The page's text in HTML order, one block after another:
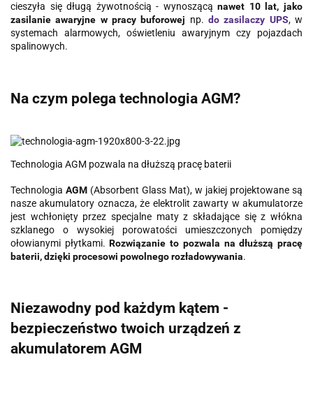
cieszyła się długą żywotnością - wynoszącąnawet 10 lat, jako
zasilanie awaryjne w pracy buforowej np.do zasilaczy UPS, w
systemach alarmowych, oświetleniu awaryjnym czy pojazdach
spalinowych.
Na czym polega technologia AGM?
Technologia AGM pozwala na dłuższą pracę baterii
Technologia AGM (Absorbent Glass Mat), w jakiej projektowane są
nasze akumulatory oznacza, że elektrolit zawarty w akumulatorze
jest wchłonięty przez specjalne maty z składające się z włókna
szklanego o wysokiej porowatości umieszczonych pomiędzy
ołowianymi płytkami.Rozwiązanie to pozwala na dłuższą pracę
baterii, dzięki procesowi powolnego rozładowywania.
Niezawodny pod każdym kątem -
bezpieczeństwo twoich urządzeń z
akumulatorem AGM